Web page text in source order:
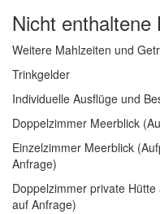
Nicht enthaltene
Weitere Mahlzeiten und
Trinkgelder
Individuelle Ausflüge und
Doppelzimmer Meerblick
Einzelzimmer Meerblick
Anfrage)
Doppelzimmer private
auf Anfrage)